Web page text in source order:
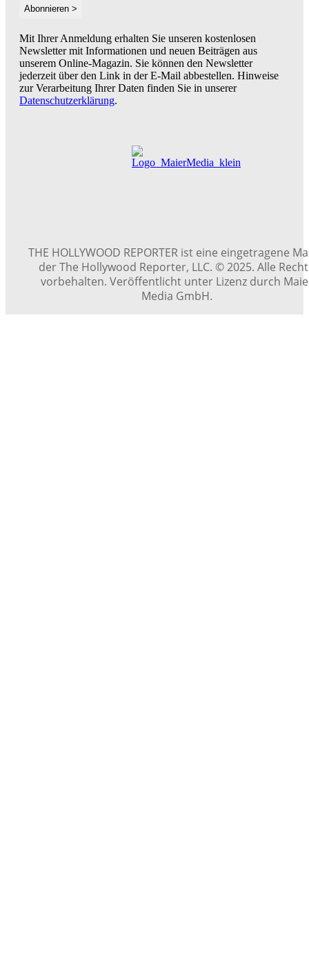
Mit Ihrer Anmeldung erhalten Sie unseren kostenlosen
Newsletter mit Informationen und neuen Beiträgen aus
unserem Online-Magazin. Sie können den Newsletter
jederzeit über den Link in der E-Mail abbestellen. Hinweise
zur Verarbeitung Ihrer Daten finden Sie in unserer
Datenschutzerklärung.
THE HOLLYWOOD REPORTER ist eine eingetragene
der The Hollywood Reporter, LLC. © 2025. Alle
vorbehalten. Veröffentlicht unter Lizenz durch
Media GmbH.